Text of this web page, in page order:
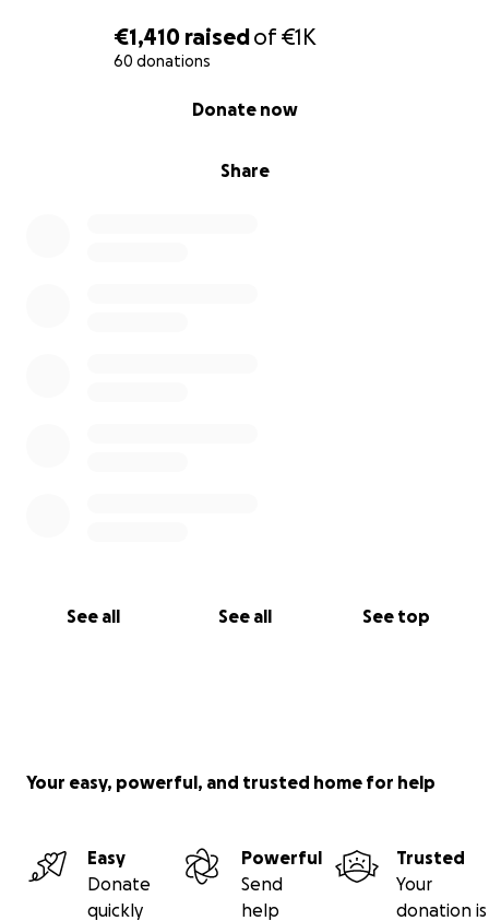
€1,410 raisedof€1K
60 donations
Share
Donate now
See all See all See top
Your easy, powerful, and trusted home for help
Easy
Donate
quickly
Powerful
Send
help
Trusted
Your
donation is